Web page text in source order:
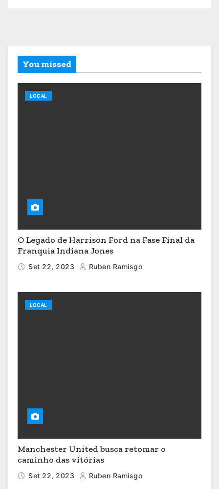
You missed
LOCAL
O Legado de Harrison Ford na Fase Final da
Franquia Indiana Jones
Set 22, 2023 Ruben Ramisgo
LOCAL
Manchester United busca retomar o
caminho das vitórias
Set 22, 2023 Ruben Ramisgo